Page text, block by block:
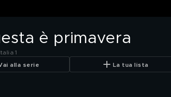
è primavera
1
alla serie La tua lista